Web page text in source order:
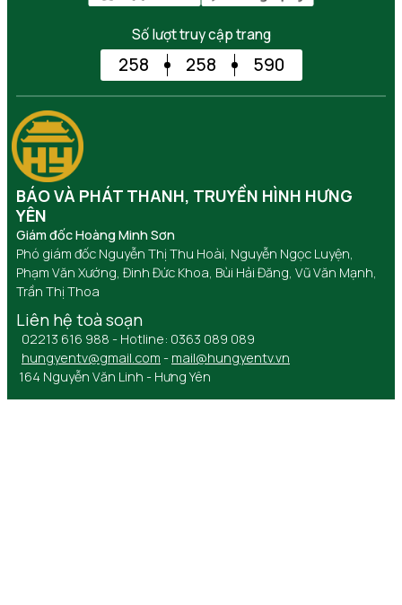
Số lượt truy cập trang
258 258 590
BÁO VÀ PHÁT THANH, TRUYỀN HÌNH HƯNG
YÊN
Giám đốc Hoàng Minh Sơn
Phó giám đốc Nguyễn Thị Thu Hoài, Nguyễn Ngọc Luyện,
Phạm Văn Xướng, Đinh Đức Khoa, Bùi Hải Đăng, Vũ Văn Mạnh,
Trần Thị Thoa
Liên hệ toà soạn
02213 616 988 - Hotline: 0363 089 089
hungyentv@gmail.com - mail@hungyentv.vn
164 Nguyễn Văn Linh - Hưng Yên